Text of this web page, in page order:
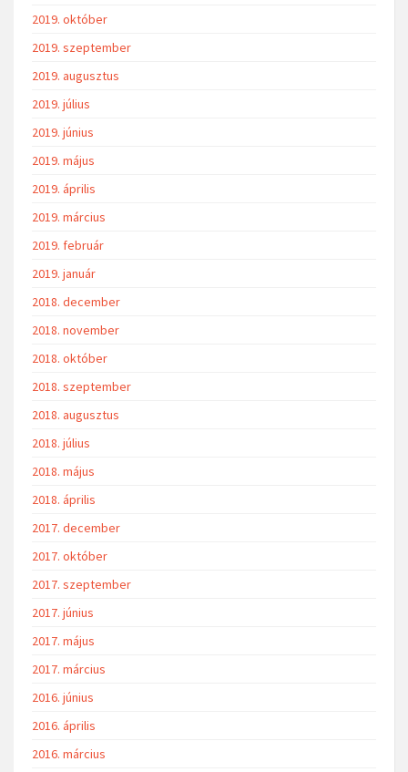
2019. október
2019. szeptember
2019. augusztus
2019. július
2019. június
2019. május
2019. április
2019. március
2019. február
2019. január
2018. december
2018. november
2018. október
2018. szeptember
2018. augusztus
2018. július
2018. május
2018. április
2017. december
2017. október
2017. szeptember
2017. június
2017. május
2017. március
2016. június
2016. április
2016. március